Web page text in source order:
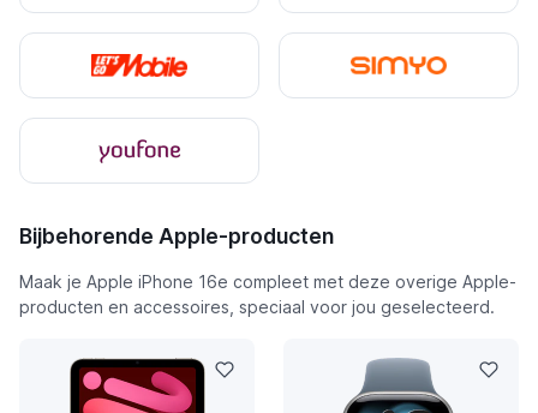
Bijbehorende Apple-producten
Maak je Apple iPhone 16e compleet met deze overige Apple-
producten en accessoires, speciaal voor jou geselecteerd.